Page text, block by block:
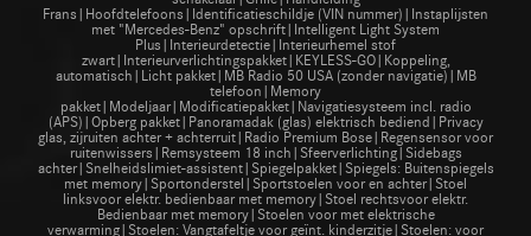
Frans|Hoofdtelefoons|Identificatieschildje (VIN nummer)|Instaplijsten
met "Mercedes-Benz" opschrift|Intelligent Light System
Plus|Interieurdetectie|Interieurhemel stof
zwart|Interieurverlichtingspakket|KEYLESS-GO|Koppeling,
automatisch|Licht pakket|MB Radio 50 USA (zonder navigatie)|MB
telefoon|Memory
pakket|Modeljaar|Modificatiepakket|Navigatiesysteem incl. radio
(APS)|Opberg pakket|Panoramadak (glas) elektrisch bediend|Privacy
glas, zijruiten achter + achterruit|Radio Premium Bose|Regensensor voor
ruitenwissers|Remsysteem 18 inch|Sfeerverlichting|Sidebags
achter|Snelheidslimiet-assistent|Spiegelpakket|Spiegels: Buitenspiegels
met memory|Sportonderstel|Sportstoelen voor en achter|Stoel
linksvoor elektr. bedienbaar met memory|Stoel rechtsvoor elektr.
Bedienbaar met memory|Stoelen voor met elektrische
verwarming|Stoelen: Vangtafeltje voor geïnt. kinderzitje|Stoelen: voor